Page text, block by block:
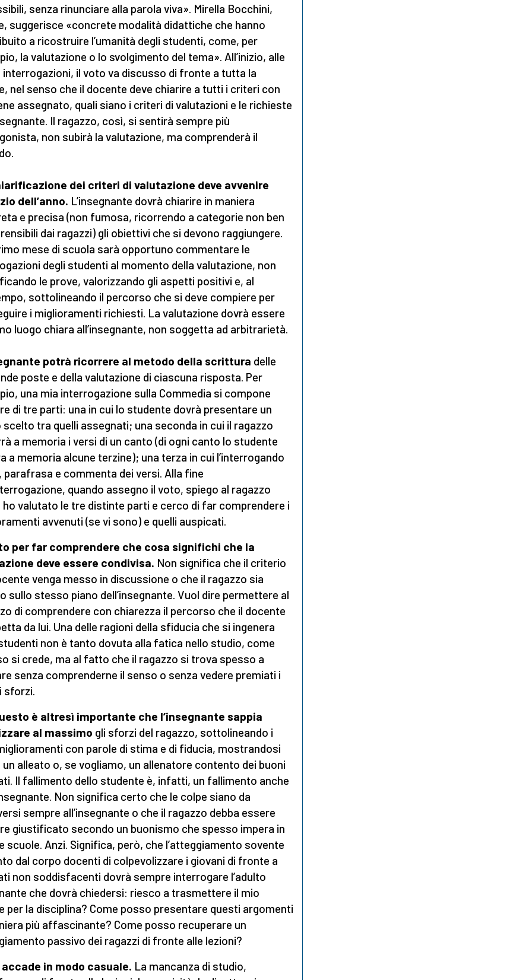
senza rinunciare alla parola viva». Mirella Bocchini,
suggerisce «concrete modalità didattiche che hanno
a ricostruire l’umanità degli studenti, come, per
la valutazione o lo svolgimento del tema». All’inizio, alle
interrogazioni, il voto va discusso di fronte a tutta la
nel senso che il docente deve chiarire a tutti i criteri con
assegnato, quali siano i criteri di valutazioni e le richieste
Il ragazzo, così, si sentirà sempre più
non subirà la valutazione, ma comprenderà il
dei criteri di valutazione deve avvenire
dell’anno. L’insegnante dovrà chiarire in maniera
e precisa (non fumosa, ricorrendo a categorie non ben
dai ragazzi) gli obiettivi che si devono raggiungere.
mese di scuola sarà opportuno commentare le
degli studenti al momento della valutazione, non
le prove, valorizzando gli aspetti positivi e, al
sottolineando il percorso che si deve compiere per
i miglioramenti richiesti. La valutazione dovrà essere
luogo chiara all’insegnante, non soggetta ad arbitrarietà.
potrà ricorrere al metodo della scrittura delle
poste e della valutazione di ciascuna risposta. Per
una mia interrogazione sulla Commedia si compone
di tre parti: una in cui lo studente dovrà presentare un
tra quelli assegnati; una seconda in cui il ragazzo
a memoria i versi di un canto (di ogni canto lo studente
a memoria alcune terzine); una terza in cui l’interrogando
parafrasa e commenta dei versi. Alla fine
quando assegno il voto, spiego al ragazzo
ho valutato le tre distinte parti e cerco di far comprendere i
avvenuti (se vi sono) e quelli auspicati.
per far comprendere che cosa significhi che la
deve essere condivisa. Non significa che il criterio
venga messo in discussione o che il ragazzo sia
sullo stesso piano dell’insegnante. Vuol dire permettere al
di comprendere con chiarezza il percorso che il docente
da lui. Una delle ragioni della sfiducia che si ingenera
non è tanto dovuta alla fatica nello studio, come
si crede, ma al fatto che il ragazzo si trova spesso a
senza comprenderne il senso o senza vedere premiati i
sforzi.
è altresì importante che l’insegnante sappia
al massimo gli sforzi del ragazzo, sottolineando i
con parole di stima e di fiducia, mostrandosi
alleato o, se vogliamo, un allenatore contento dei buoni
Il fallimento dello studente è, infatti, un fallimento anche
Non significa certo che le colpe siano da
sempre all’insegnante o che il ragazzo debba essere
giustificato secondo un buonismo che spesso impera in
scuole. Anzi. Significa, però, che l’atteggiamento sovente
dal corpo docenti di colpevolizzare i giovani di fronte a
non soddisfacenti dovrà sempre interrogare l’adulto
che dovrà chiedersi: riesco a trasmettere il mio
per la disciplina? Come posso presentare questi argomenti
più affascinante? Come posso recuperare un
passivo dei ragazzi di fronte alle lezioni?
in modo casuale. La mancanza di studio,